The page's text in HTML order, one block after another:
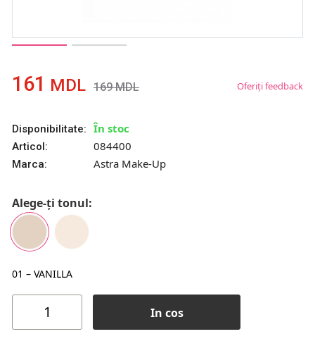
161 MDL 169MDL Oferiți feedback
Disponibilitate: În stoc
Articol: 084400
Marca: Astra Make-Up
Alege-ți tonul:
01 – VANILLA
In cos